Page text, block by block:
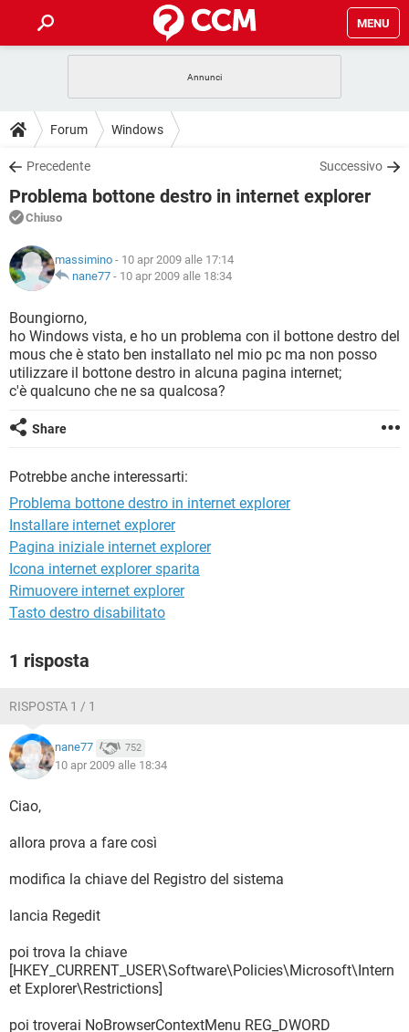
MENU
INTRATTENIMENTO
iOS
INSTAGRAM WHATSAPP
TIKTOK
HARDWARE
GUIDE
COVID-19
iOS
INSTAGRAM
TIKTOK FACEBOOK
DOWNLOAD
COVID-19 GAMING
INTRATTENIMENTO
iOS WINDOWS 10
INSTAGRAM
TIKTOK
HARDWARE
FORUM
COVID-19
INTRATTENIMENTO ANDROID
INSTAGRAM WHATSAPP
TIKTOK FACEBOOK
HARDWARE
GLOSSARIO
COVID-19
INTRATTENIMENTO
iOS WINDOWS 10
INSTAGRAM WHATSAPP
Forum Windows
Precedente Successivo
Problema bottone destro in internet explorer
Chiuso
massimino - 10 apr 2009 alle 17:14
nane77 - 10 apr 2009 alle 18:34
Boungiorno,
ho Windows vista, e ho un problema con il bottone destro del
mous che è stato ben installato nel mio pc ma non posso
utilizzare il bottone destro in alcuna pagina internet;
c'è qualcuno che ne sa qualcosa?
Share
Potrebbe anche interessarti:
Problema bottone destro in internet explorer
Installare internet explorer
Pagina iniziale internet explorer
Icona internet explorer sparita
Rimuovere internet explorer
Tasto destro disabilitato
1 risposta
RISPOSTA 1 / 1
nane77 752
10 apr 2009 alle 18:34
Ciao,
allora prova a fare così
modifica la chiave del Registro del sistema
lancia Regedit
poi trova la chiave
[HKEY_CURRENT_USER\Software\Policies\Microsoft\Intern
et Explorer\Restrictions]
poi troverai NoBrowserContextMenu REG_DWORD